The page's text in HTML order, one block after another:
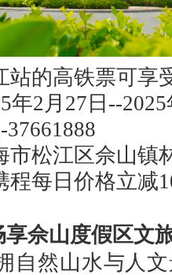
站的高铁票可享
年2月27日--
市松江区佘山镇
程每日价格立减
佘山度假区文
自然山水与人